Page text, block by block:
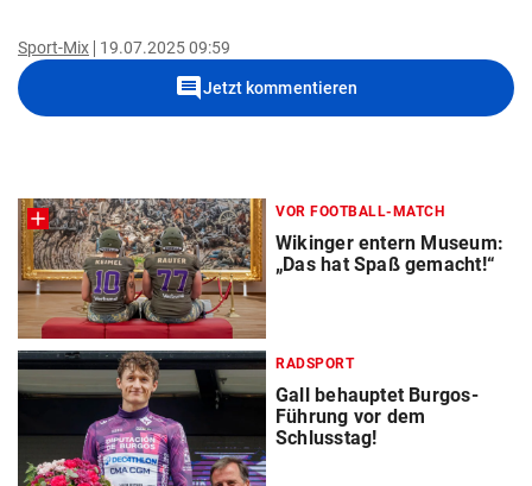
Sport-Mix 19.07.2025 09:59
commentJetzt kommentieren
VOR FOOTBALL-MATCH
Wikinger entern Museum:
„Das hat Spaß gemacht!“
RADSPORT
Gall behauptet Burgos-
Führung vor dem
Schlusstag!